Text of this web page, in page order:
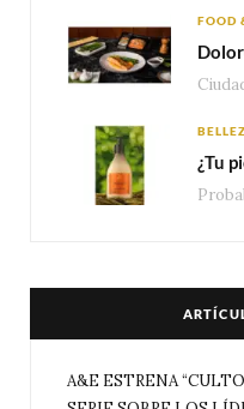
FOOD
A&E ESTRENA